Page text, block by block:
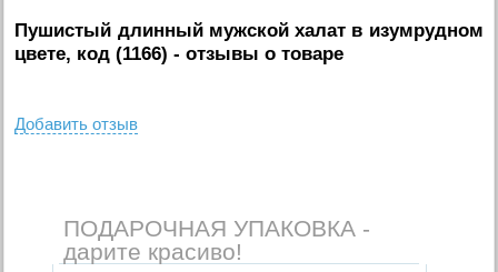
Пушистый длинный мужской халат в изумрудном
цвете, код (1166) - отзывы о товаре
Добавить отзыв
ПОДАРОЧНАЯ УПАКОВКА -
дарите красиво!